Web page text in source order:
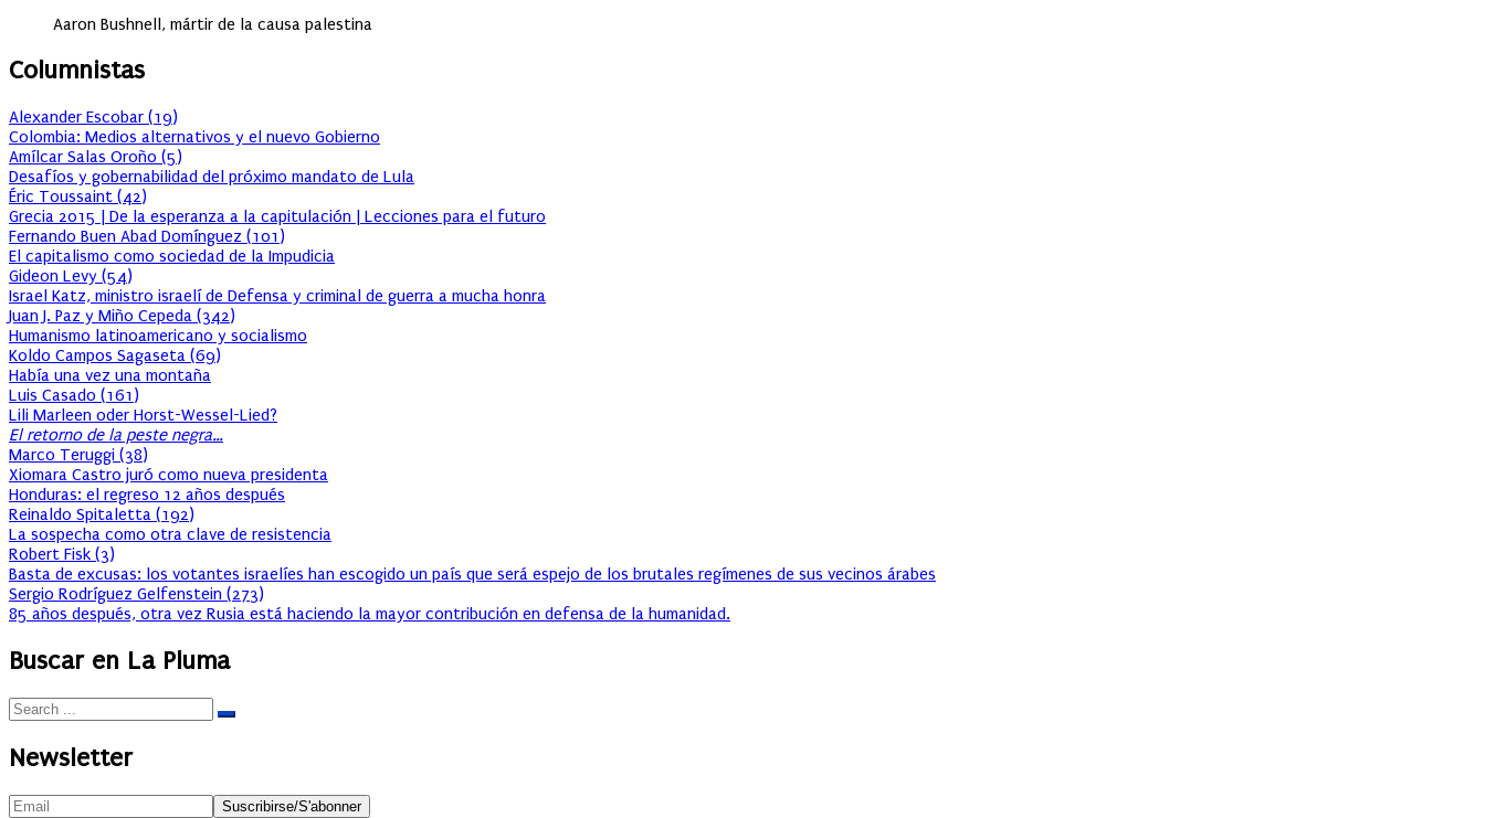
Aaron Bushnell, mártir de la causa palestina
Columnistas
Alexander Escobar (19)
Colombia: Medios alternativos y el nuevo Gobierno
Amílcar Salas Oroño (5)
Desafíos y gobernabilidad del próximo mandato de Lula
Éric Toussaint (42)
Grecia 2015 | De la esperanza a la capitulación | Lecciones para el futuro
Fernando Buen Abad Domínguez (101)
El capitalismo como sociedad de la Impudicia
Gideon Levy (54)
Israel Katz, ministro israelí de Defensa y criminal de guerra a mucha honra
Juan J. Paz y Miño Cepeda (342)
Humanismo latinoamericano y socialismo
Koldo Campos Sagaseta (69)
Había una vez una montaña
Luis Casado (161)
Lili Marleen oder Horst-Wessel-Lied?
El retorno de la peste negra…
Marco Teruggi (38)
Xiomara Castro juró como nueva presidenta
Honduras: el regreso 12 años después
Reinaldo Spitaletta (192)
La sospecha como otra clave de resistencia
Robert Fisk (3)
Basta de excusas: los votantes israelíes han escogido un país que será espejo de los brutales regímenes de sus vecinos árabes
Sergio Rodríguez Gelfenstein (273)
85 años después, otra vez Rusia está haciendo la mayor contribución en defensa de la humanidad.
Buscar en La Pluma
Newsletter